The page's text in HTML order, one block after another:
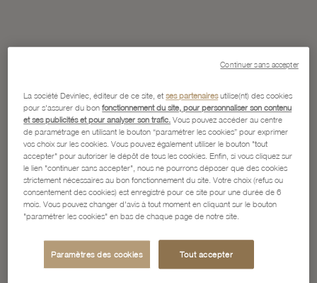
La société Devinlec, éditeur de ce site, etses partenairesutilise(nt) des cookies
pour s'assurer du bonfonctionnement du site, pour personnaliser son contenu
et ses publicités et pour analyser son trafic. Vous pouvez accéder au centre
de paramétrage en utilisant le bouton “paramétrer les cookies” pour exprimer
vos choix sur les cookies. Vous pouvez également utiliser le bouton "tout
accepter" pour autoriser le dépôt de tous les cookies. Enfin, si vous cliquez sur
le lien "continuer sans accepter", nous ne pourrons déposer que des cookies
strictement nécessaires au bon fonctionnement du site. Votre choix (refus ou
consentement des cookies) est enregistré pour ce site pour une durée de 6
mois. Vous pouvez changer d'avis à tout moment en cliquant sur le bouton
"paramétrer les cookies" en bas de chaque page de notre site.
Paramètres des cookies Tout accepter
Continuer sans accepter